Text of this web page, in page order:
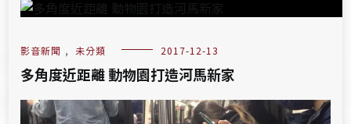
影音新聞 , 未分類 2017-12-13
多角度近距離 動物園打造河馬新家